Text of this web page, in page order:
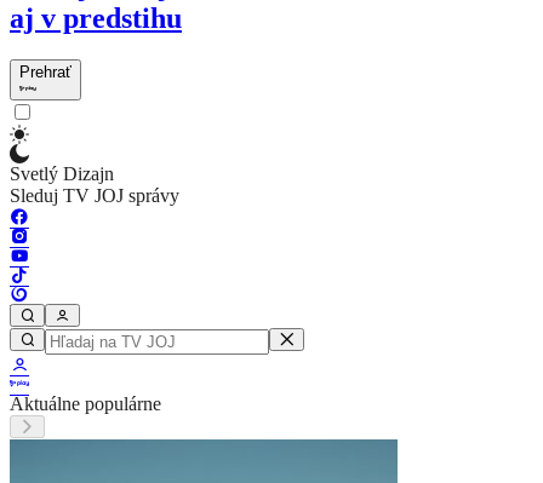
aj v predstihu
Prehrať
Svetlý Dizajn
Sleduj TV JOJ správy
Aktuálne populárne